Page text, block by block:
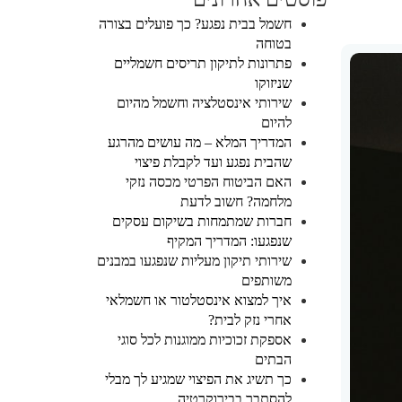
חשמל בבית נפגע? כך פועלים בצורה
בטוחה
פתרונות לתיקון תריסים חשמליים
שניזוקו
שירותי אינסטלציה וחשמל מהיום
להיום
המדריך המלא – מה עושים מהרגע
שהבית נפגע ועד לקבלת פיצוי
האם הביטוח הפרטי מכסה נזקי
מלחמה? חשוב לדעת
חברות שמתמחות בשיקום עסקים
שנפגעו: המדריך המקיף
שירותי תיקון מעליות שנפגעו במבנים
משותפים
איך למצוא אינסטלטור או חשמלאי
אחרי נזק לבית?
אספקת זכוכיות ממוגנות לכל סוגי
הבתים
כך תשיג את הפיצוי שמגיע לך מבלי
להסתבך בבירוקרטיה